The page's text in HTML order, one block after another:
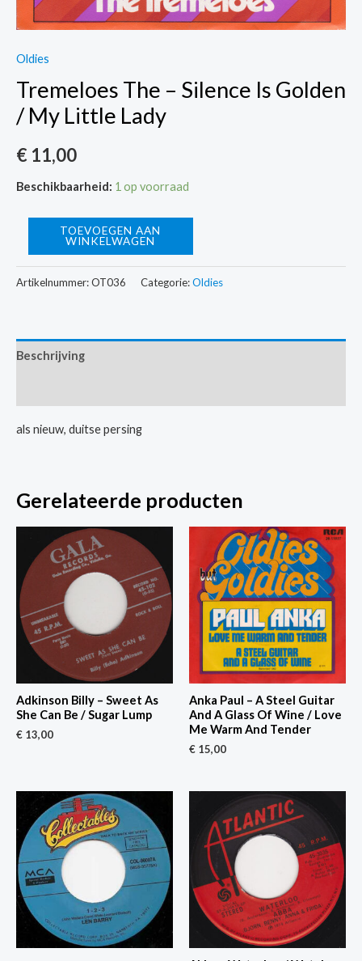
Oldies
Tremeloes The – Silence Is Golden
/ My Little Lady
€ 11,00
Beschikbaarheid: 1 op voorraad
Tremeloes
-
Golden
/
Lady
TOEVOEGEN AAN
WINKELWAGEN
Artikelnummer:OT036 Categorie:Oldies
Beschrijving
als nieuw, duitse persing
Gerelateerde producten
Adkinson Billy – Sweet As
She Can Be / Sugar Lump
€ 13,00
Anka Paul – A Steel Guitar
And A Glass Of Wine / Love
Me Warm And Tender
€ 15,00